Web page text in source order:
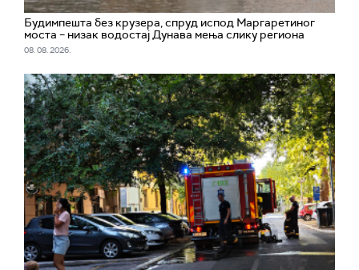
Будимпешта без крузера, спруд испод Маргаретиног
моста – низак водостај Дунава мења слику региона
08. 08. 2026.